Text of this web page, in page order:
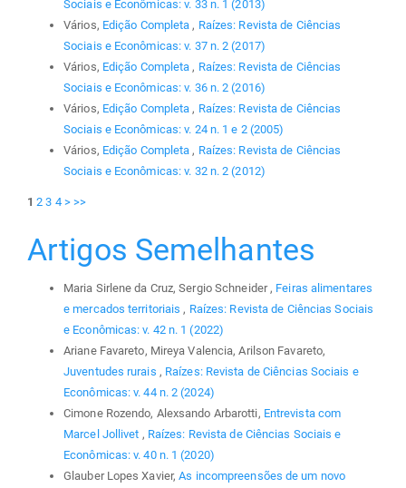
Sociais e Econômicas: v. 33 n. 1 (2013)
Vários, Edição Completa , Raízes: Revista de Ciências
Sociais e Econômicas: v. 37 n. 2 (2017)
Vários, Edição Completa , Raízes: Revista de Ciências
Sociais e Econômicas: v. 36 n. 2 (2016)
Vários, Edição Completa , Raízes: Revista de Ciências
Sociais e Econômicas: v. 24 n. 1 e 2 (2005)
Vários, Edição Completa , Raízes: Revista de Ciências
Sociais e Econômicas: v. 32 n. 2 (2012)
1 2 3 4 > >>
Artigos Semelhantes
Maria Sirlene da Cruz, Sergio Schneider , Feiras alimentares
e mercados territoriais , Raízes: Revista de Ciências Sociais
e Econômicas: v. 42 n. 1 (2022)
Ariane Favareto, Mireya Valencia, Arilson Favareto,
Juventudes rurais , Raízes: Revista de Ciências Sociais e
Econômicas: v. 44 n. 2 (2024)
Cimone Rozendo, Alexsando Arbarotti, Entrevista com
Marcel Jollivet , Raízes: Revista de Ciências Sociais e
Econômicas: v. 40 n. 1 (2020)
Glauber Lopes Xavier,As incompreensões de um novo